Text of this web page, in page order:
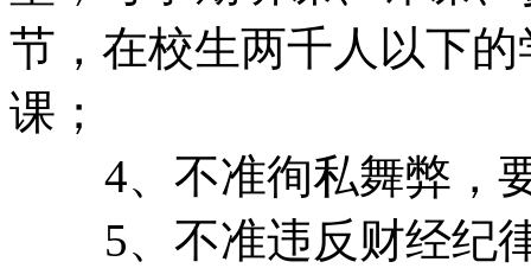
节，在校生两千人以下
课；
4、不准徇私舞弊，
5、不准违反财经纪